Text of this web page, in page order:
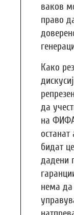
ваков
право
Како
да
на
бидат
дадени
нема да